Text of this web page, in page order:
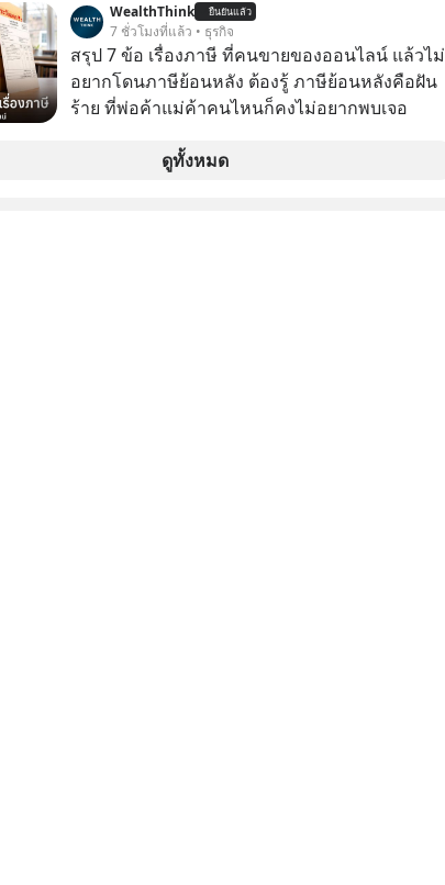
เดียวกันWealthThink ยืนยันแล้ว
7 ชั่วโมงที่แล้ว • ธุรกิจ
สรุป 7 ข้อ เรื่องภาษี ที่คนขายของออนไลน์ แล้วไม่
อยากโดนภาษีย้อนหลัง ต้องรู้ ภาษีย้อนหลังคือฝัน
ร้าย ที่พ่อค้าแม่ค้าคนไหนก็คงไม่อยากพบเจอ
ดูทั้งหมด